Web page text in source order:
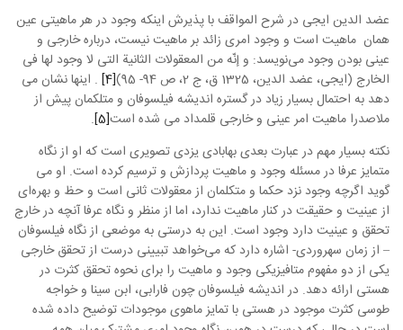
عضد الدین ایجی در شرح المواقف با پذیرش اینکه وجود در هر ماهیتی عین
همان ماهیت است و وجود امری زائد بر ماهیت نیست، درباره خارجی و
عینی بودن وجود می‌نویسد: و إنّه من المعقولات الثانیة التی لا وجود لها فی
الخارج (ایجی، عضد الدین، 1325 ق، ج 2، ص 94- 95)
[4]
. اینها نشان می
دهد به احتمال بسیار زیاد در گستره اندیشه فیلسوفان و متلکمان پیش از
ملاصدرا ماهیت امر عینی و خارجی قلمداد می شده است[5]
.
نکته بسیار مهم در عبارت بعدی بهابادی یزدی تصویری است که او از نگاه
متمایز عرفا در مسئله وجود و ماهیت پردازش و ترسیم کرده است. او می
گوید اگرچه وجود نزد حکما و متکلمان از معقولات ثانی است و حظ و بهره‌ای
از عینیت و حقیقت در کنار ماهیت ندارد، اما از منظر و نگاه عرفا آنچه در خارج
تحقق و عینیت دارد وجود است. این به درستی به موضعی از نگاه فیلسوفان
– از زمان سهروردی- اشاره دارد که می‌خواهد تبیینی درست از تحقق خارجی
یکی از دو مفهوم متافیزیکی وجود و ماهیت را برای نحوه تحقق کثرت در
هستی ارائه دهد. در اندیشه فیلسوفان چون فارابی، ابن سینا و خواجه
طوسی کثرت موجود در هستی با تمایز ماهوی موجودات توضیح داده شده